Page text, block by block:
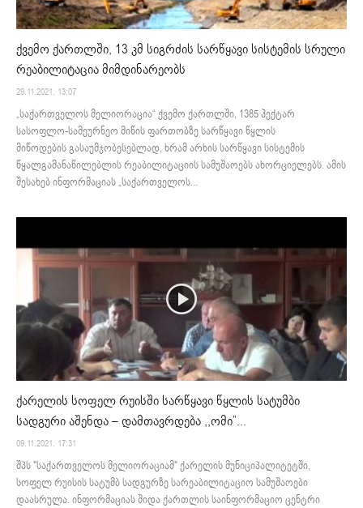
ქვემო ქართლში, 13 კმ სიგრძის სარწყავი სისტემის სრული
რეაბილიტაცია მიმდინარეობს
29.11.2021. 13:07
„საქართველოს მელიორაცია“ ქვემო ქართლში, 1385 ჰექტარ
სასოფლო-სამეურნეო მიწის ფართობზე სარწყავი წყლის
მიწოდების გასაუმჯობესებლად, ხრამ არხის სარწყავი სისტემის
წყალგამანაწილებლის რეაბილიტაციის სამუშაოებს ახორციელებს. ამის
შესახებ ინფორმაციას „საქართველოს...
ქარელის სოფელ რუისში სარწყავი წყლის სატუმბი
სადგური აშენდა – დამთავრდება ,,ომი”...
09.11.2021. 17:31
შპს "საქართველოს მელიორაციამ" ქარელის მუნიციპალიტეტში,
სოფელ რუისის სატუმბ სადგურზე სარეაბილიტაციო სამუშაოები
დაასრულა. ინფორმაციას შიდა ქართლის საინფორმაციო ცენტრი